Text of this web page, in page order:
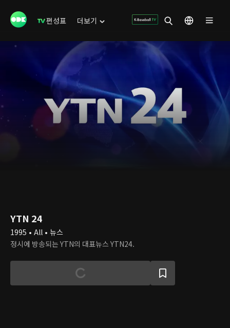
편성표 더보기
YTN 24
1995 • All • 뉴스
정시에 방송되는 YTN의 대표뉴스 YTN24.